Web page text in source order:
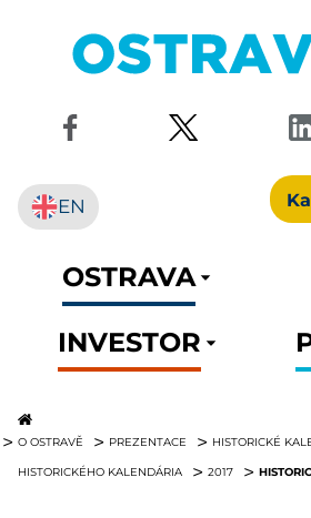
EN
OSTRAVA
INVESTOR
O OSTRAVĚ PREZENTACE HISTORICKÉ
HISTORICKÉHO KALENDÁRIA 2017